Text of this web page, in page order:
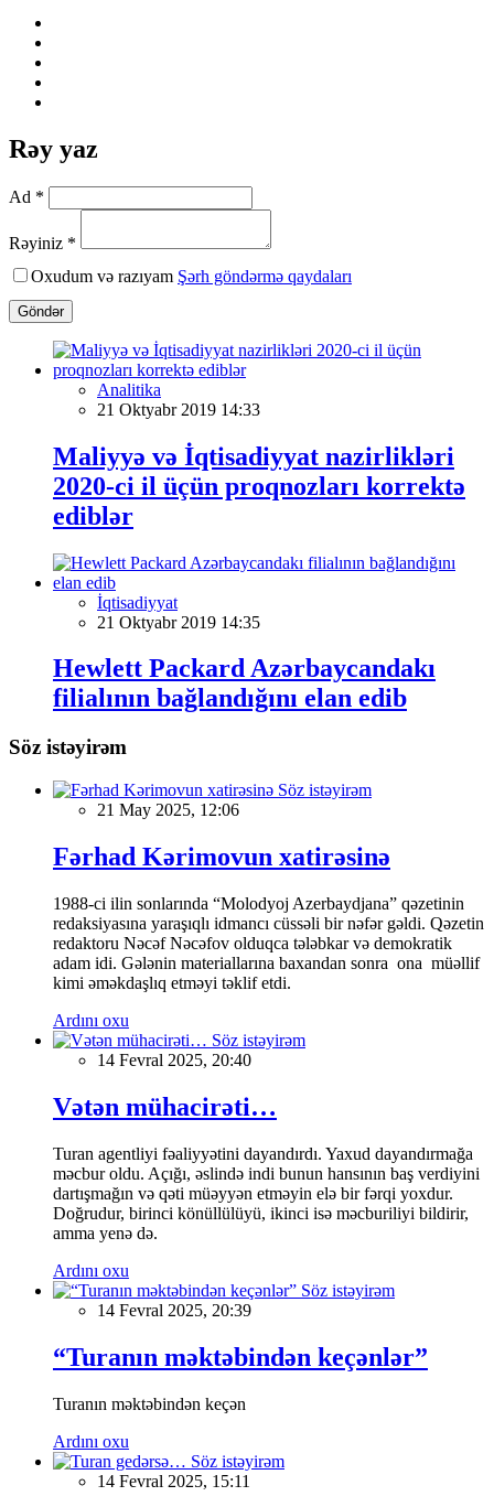
Rəy yaz
Ad *
Rəyiniz *
Oxudum və razıyam Şərh göndərmə qaydaları
Göndər
Analitika
21 Oktyabr 2019 14:33
Maliyyə və İqtisadiyyat nazirlikləri
2020-ci il üçün proqnozları korrektə
ediblər
İqtisadiyyat
21 Oktyabr 2019 14:35
Hewlett Packard Azərbaycandakı
filialının bağlandığını elan edib
Söz istəyirəm
Söz istəyirəm
21 May 2025, 12:06
Fərhad Kərimovun xatirəsinə
1988-ci ilin sonlarında “Molodyoj Azerbaydjana” qəzetinin
redaksiyasına yaraşıqlı idmancı cüssəli bir nəfər gəldi. Qəzetin
redaktoru Nəcəf Nəcəfov olduqca tələbkar və demokratik
adam idi. Gələnin materiallarına baxandan sonra ona müəllif
kimi əməkdaşlıq etməyi təklif etdi.
Ardını oxu
Söz istəyirəm
14 Fevral 2025, 20:40
Vətən mühacirəti…
Turan agentliyi fəaliyyətini dayandırdı. Yaxud dayandırmağa
məcbur oldu. Açığı, əslində indi bunun hansının baş verdiyini
dartışmağın və qəti müəyyən etməyin elə bir fərqi yoxdur.
Doğrudur, birinci könüllülüyü, ikinci isə məcburiliyi bildirir,
amma yenə də.
Ardını oxu
Söz istəyirəm
14 Fevral 2025, 20:39
“Turanın məktəbindən keçənlər”
Turanın məktəbindən keçən
Ardını oxu
Söz istəyirəm
14 Fevral 2025, 15:11